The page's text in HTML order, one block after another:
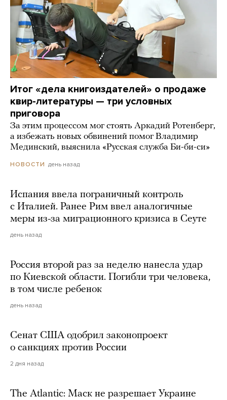
Итог «дела книгоиздателей» о продаже
квир-литературы — три условных
приговора
За этим процессом мог стоять Аркадий Ротенберг,
а избежать новых обвинений помог Владимир
Мединский, выяснила «Русская служба Би-би-си»
НОВОСТИ день назад
Испания ввела пограничный контроль
с Италией. Ранее Рим ввел аналогичные
меры из-за миграционного кризиса в Сеуте
день назад
Россия второй раз за неделю нанесла удар
по Киевской области. Погибли три человека,
в том числе ребенок
день назад
Сенат США одобрил законопроект
о санкциях против России
2 дня назад
The Atlantic: Маск не разрешает Украине